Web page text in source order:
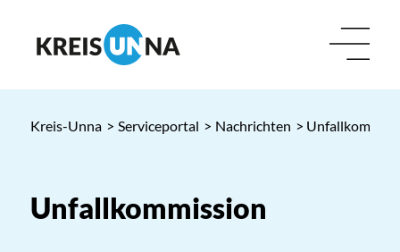
Kreis-Unna > Serviceportal > Nachrichten >
Unfallkommission